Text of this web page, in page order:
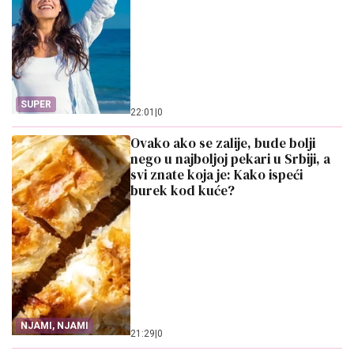
SUPER
22:01 0
NJAMI, NJAMI
Ovako ako se zalije, bude bolji
nego u najboljoj pekari u Srbiji, a
svi znate koja je: Kako ispeći
burek kod kuće?
21:29 0